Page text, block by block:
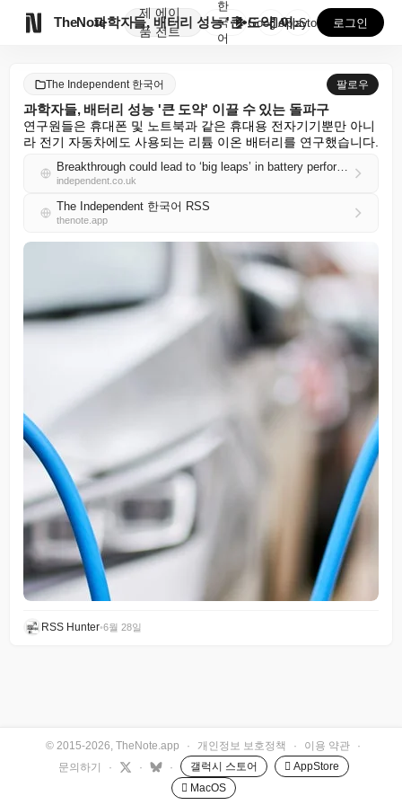
TheNote
제
품
에이
전트
과학자들, 배터리 성능 '큰 도약' 이끌 수 있는 돌파...
한
국
어
GooglePlay
AppStore 로그인
The Independent 한국어 팔로우
과학자들, 배터리 성능 '큰 도약' 이끌 수 있는 돌파구
연구원들은 휴대폰 및 노트북과 같은 휴대용 전자기기뿐만 아니
라 전기 자동차에도 사용되는 리튬 이온 배터리를 연구했습니다.
Breakthrough could lead to ‘big leaps’ in battery performance, scientists say
independent.co.uk
The Independent 한국어 RSS
thenote.app
RSS Hunter•6월 28일
© 2015-2026, TheNote.app · 개인정보 보호정책 · 이용 약관
·
문의하기
· · · 갤럭시 스토어
 AppStore
 MacOS